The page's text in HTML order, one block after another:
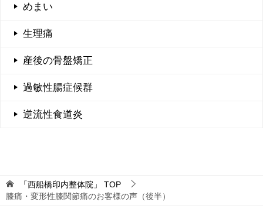
めまい
生理痛
産後の骨盤矯正
過敏性腸症候群
逆流性食道炎
「西船橋印内整体院」
TOP
膝痛・変形性膝関節痛のお客様の声（後半）